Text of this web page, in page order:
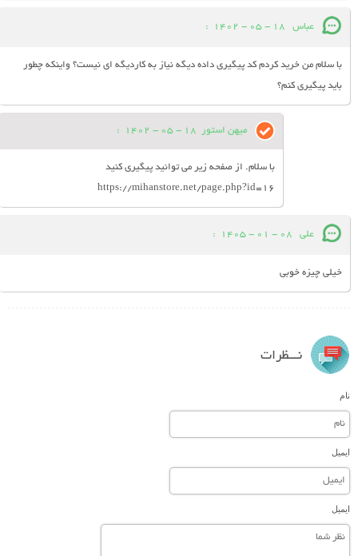
عباس 18 - 05 - 1402
:
با سلام من خرید کردم کد پیگیری داده دیگه نیاز به کاردیگه ای نیست؟ واینکه چطور
باید پیگیری کنم؟
میهن استور 18 - 05 - 1402
:
با سلام. از صفحه زیر می توانید پیگیری کنید
https://mihanstore.net/page.php?id=16
علی 08 - 01 - 1405
:
خیلی چیزه خوبی
نـــظرات
نام
ایمیل
ایمیل